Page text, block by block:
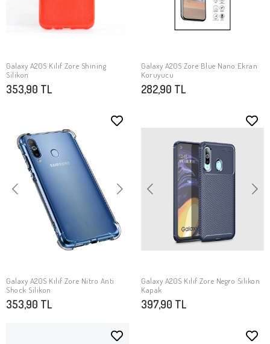
SEPETE EKLE
Galaxy A20S Kılıf Zore Shining
Silikon
353,90 TL
SEPETE EKLE
Galaxy A20S Zore Blue Nano Ekran
Koruyucu
282,90 TL
SEPETE EKLE
Galaxy A20S Kılıf Zore Nitro Anti
Shock Silikon
353,90 TL
SEPETE EKLE
Galaxy A20S Kılıf Zore Negro Silikon
Kapak
397,90 TL